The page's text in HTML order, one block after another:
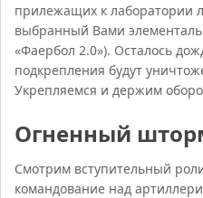
прилежащих к лаборатории
выбранный Вами элементаль
«Фаербол 2.0»). Осталось
подкрепления будут
Укрепляемся и держим
Огненный
Смотрим вступительный
командование над